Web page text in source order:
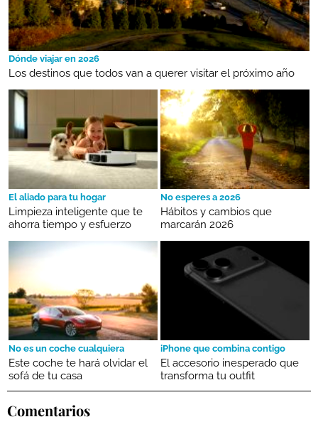
Dónde viajar en 2026
Los destinos que todos van a querer visitar el próximo año
El aliado para tu hogar
Limpieza inteligente que te
ahorra tiempo y esfuerzo
No esperes a 2026
Hábitos y cambios que
marcarán 2026
No es un coche cualquiera
Este coche te hará olvidar el
sofá de tu casa
iPhone que combina contigo
El accesorio inesperado que
transforma tu outfit
Comentarios